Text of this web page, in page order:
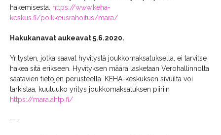
hakemisesta.
https://www.keha-
keskus.fi/poikkeusrahoitus/mara/
Hakukanavat aukeavat 5.6.2020.
Yritysten, jotka saavat hyvitystä joukkomaksatuksella, ei tarvitse
hakea sitä erikseen. Hyvityksen määrä lasketaan Verohallinnolta
saatavien tietojen perusteella. KEHA-keskuksen sivuilta voi
tarkistaa, kuuluuko yritys joukkomaksatuksen piiriin
https://mara.ahtp.fi/
—–